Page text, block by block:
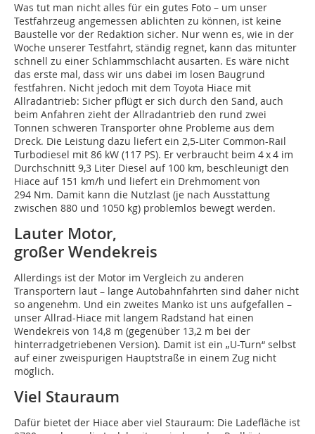
Was tut man nicht alles für ein gutes Foto – um unser
Testfahrzeug angemessen ablichten zu können, ist keine
Baustelle vor der Redaktion sicher. Nur wenn es, wie in der
Woche unserer Testfahrt, ständig regnet, kann das mitunter
schnell zu einer Schlammschlacht ausarten. Es wäre nicht
das erste mal, dass wir uns dabei im losen Baugrund
festfahren. Nicht jedoch mit dem Toyota Hiace mit
Allradantrieb: Sicher pflügt er sich durch den Sand, auch
beim Anfahren zieht der Allradantrieb den rund zwei
Tonnen schweren Transporter ohne Probleme aus dem
Dreck. Die Leistung dazu liefert ein 2,5-Liter Common-Rail
Turbodiesel mit 86 kW (117 PS). Er verbraucht beim 4 x 4 im
Durchschnitt 9,3 Liter Diesel auf 100 km, beschleunigt den
Hiace auf 151 km/h und liefert ein Drehmoment von
294 Nm. Damit kann die Nutzlast (je nach Ausstattung
zwischen 880 und 1050 kg) problemlos bewegt werden.
Lauter Motor,
großer Wendekreis
Allerdings ist der Motor im Vergleich zu anderen
Transportern laut – lange Autobahnfahrten sind daher nicht
so angenehm. Und ein zweites Manko ist uns aufgefallen –
unser Allrad-Hiace mit langem Radstand hat einen
Wendekreis von 14,8 m (gegenüber 13,2 m bei der
hinterradgetriebenen Version). Damit ist ein „U-Turn“ selbst
auf einer zweispurigen Hauptstraße in einem Zug nicht
möglich.
Viel Stauraum
Dafür bietet der Hiace aber viel Stauraum: Die Ladefläche ist